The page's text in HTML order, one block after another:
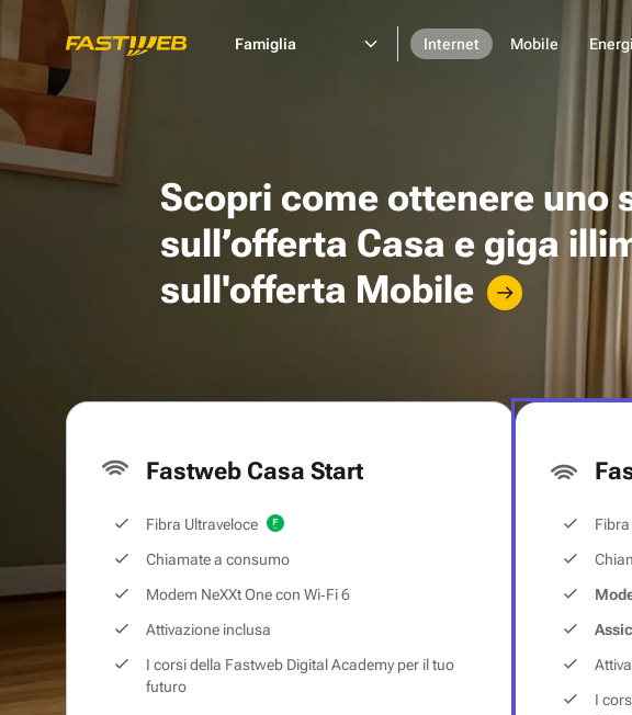
Famiglia Internet Mobile
Scopri come ottenere uno
sull’offerta Casa e giga
sull'offerta Mobile
Fastweb Casa Start
Fibra Ultraveloce
Chiamate a consumo
Modem NeXXt One con Wi‑Fi 6
Attivazione inclusa
I corsi della Fastweb Digital Academy per il tuo
futuro
I